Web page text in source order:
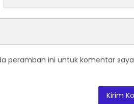
peramban ini untuk komentar saya